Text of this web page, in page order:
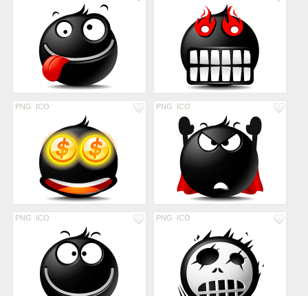
PNG ICO PNG ICO
PNG ICO PNG ICO